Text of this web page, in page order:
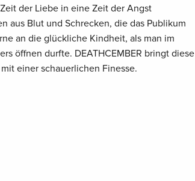
der Liebe in eine Zeit der Angst
aus Blut und Schrecken, die das Publikum
an die glückliche Kindheit, als man im
öffnen durfte. DEATHCEMBER bringt diese
einer schauerlichen Finesse.